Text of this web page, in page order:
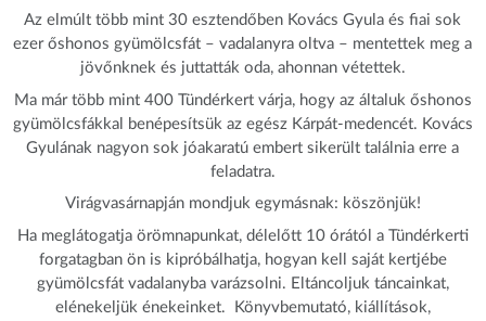
Az elmúlt több mint 30 esztendőben Kovács Gyula és fiai sok
ezer őshonos gyümölcsfát – vadalanyra oltva – mentettek meg a
jövőnknek és juttatták oda, ahonnan vétettek.
Ma már több mint 400 Tündérkert várja, hogy az általuk őshonos
gyümölcsfákkal benépesítsük az egész Kárpát-medencét. Kovács
Gyulának nagyon sok jóakaratú embert sikerült találnia erre a
feladatra.
Virágvasárnapján mondjuk egymásnak: köszönjük!
Ha meglátogatja örömnapunkat, délelőtt 10 órától a Tündérkerti
forgatagban ön is kipróbálhatja, hogyan kell saját kertjébe
gyümölcsfát vadalanyba varázsolni. Eltáncoljuk táncainkat,
elénekeljük énekeinket. Könyvbemutató, kiállítások,